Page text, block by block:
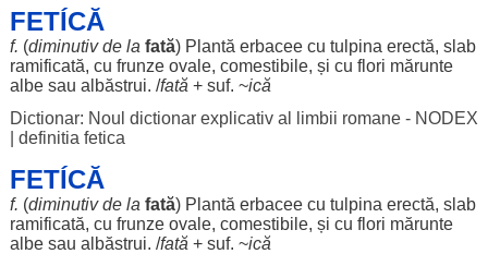
FETÍCĂ
f. (diminutivde la fată) Plantă erbaceecu tulpina erectă, slab
ramificată, cu frunze ovale, comestibile, și cu flori mărunte
albesau albăstrui. /fată + suf. ~ică
Dictionar: Noul dictionar explicativ al limbii romane - NODEX
definitia fetica
FETÍCĂ
f. (diminutivde la fată) Plantă erbaceecu tulpina erectă, slab
ramificată, cu frunze ovale, comestibile, și cu flori mărunte
albesau albăstrui. /fată + suf. ~ică